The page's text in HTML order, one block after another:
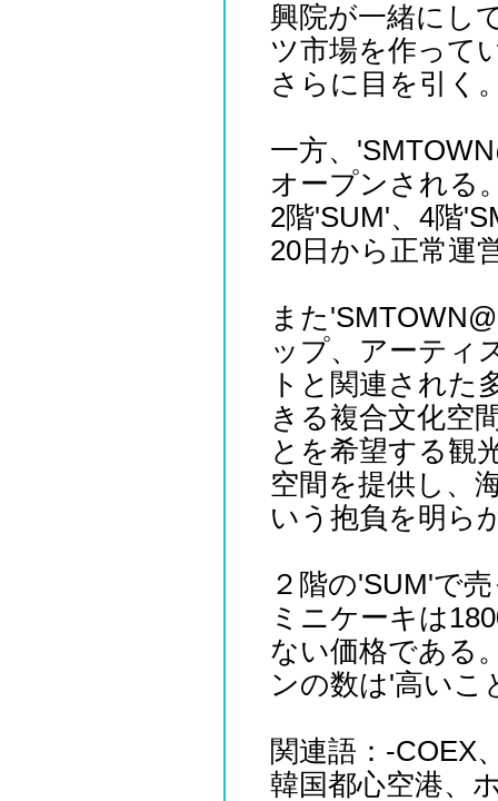
興院が一緒にし
ツ市場を作って
さらに目を引く
一方、
オープンされる
2階'SUM'、4階
20日から正常運
また
ップ、アーティ
トと関連された
きる複合文化空
とを希望する観
空間を提供し、
いう抱負を明ら
２階の'SUM'で
ミニケーキは
ない価格である
ンの数は'高いこ
関連語：-COEX
韓国都心空港、